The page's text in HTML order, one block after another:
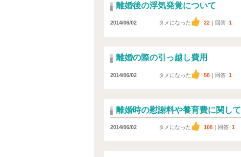
離婚後の浮気発覚について
2014/06/02 タメになった 22 ｜回答 1
離婚の際の引っ越し費用
2014/06/02 タメになった 58 ｜回答 1
離婚時の慰謝料や養育費に関して
2014/06/02 タメになった 108 ｜回答 1